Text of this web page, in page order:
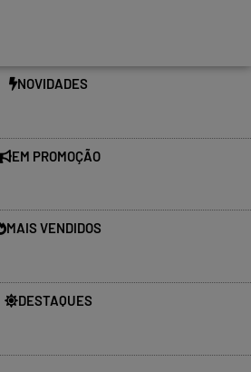
NOVIDADES
EM PROMOÇÃO
MAIS VENDIDOS
DESTAQUES